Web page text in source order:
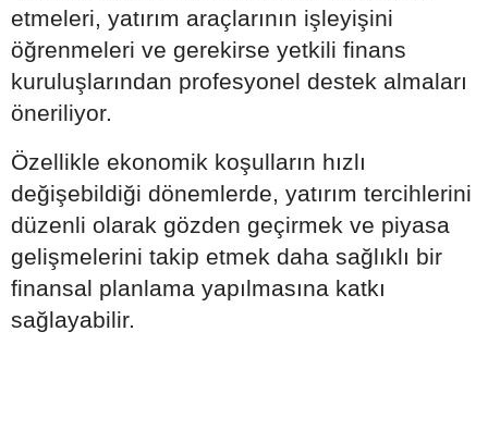
etmeleri, yatırım araçlarının işleyişini
öğrenmeleri ve gerekirse yetkili finans
kuruluşlarından profesyonel destek almaları
öneriliyor.
Özellikle ekonomik koşulların hızlı
değişebildiği dönemlerde, yatırım tercihlerini
düzenli olarak gözden geçirmek ve piyasa
gelişmelerini takip etmek daha sağlıklı bir
finansal planlama yapılmasına katkı
sağlayabilir.